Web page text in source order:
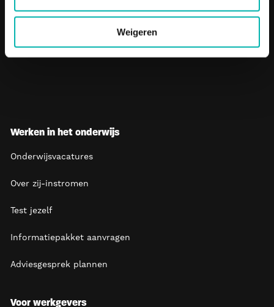
Weigeren
Werken in het onderwijs
Onderwijsvacatures
Over zij-instromen
Test jezelf
Informatiepakket aanvragen
Adviesgesprek plannen
Voor werkgevers